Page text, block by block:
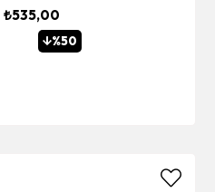
₺535,00
%50